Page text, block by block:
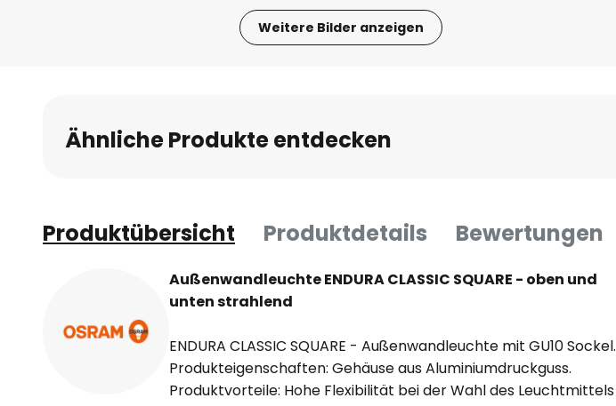
Weitere Bilder anzeigen
Bildgalerie
springen
Ähnliche Produkte entdecken
Produktübersicht Produktdetails Bewertungen
Außenwandleuchte ENDURA CLASSIC SQUARE - oben und
unten strahlend
ENDURA CLASSIC SQUARE - Außenwandleuchte mit GU10 Sockel.
Produkteigenschaften: Gehäuse aus Aluminiumdruckguss.
Produktvorteile: Hohe Flexibilität bei der Wahl des Leuchtmittels